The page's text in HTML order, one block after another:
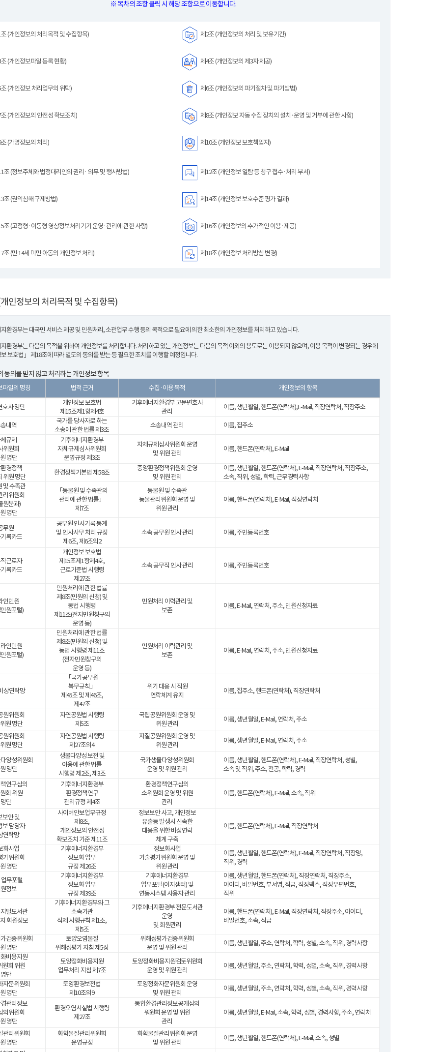
※ 목차의 조항 클릭 시 해당 조항으로 이동합니다.
(개인정보의 처리목적 및 수집항목) 제2조 (개인정보의 처리 및 보유기간)
(개인정보파일 등록 현황) 제4조 (개인정보의 제3자 제공)
(개인정보 처리업무의 위탁) 제6조 (개인정보의 파기절차 및 파기방법)
(개인정보의 안전성 확보조치) 제8조 (개인정보 자동 수집 장치의 설치·운영 및 거부에 관한 사항)
(가명정보의 처리) 제10조 (개인정보 보호책임자)
조 (정보주체와 법정대리인의 권리· 의무 및 행사방법) 제12조 (개인정보 열람 등 청구 접수·처리 부서)
조 (권익침해 구제방법) 제14조 (개인정보 보호수준 평가 결과)
조 (고정형·이동형 영상정보처리기기 운영·관리에 관한 사항) 제16조 (개인정보의 추가적인 이용·제공)
조 (만 14세 미만 아동의 개인정보 처리) 제18조 (개인정보 처리방침 변경)
인정보의 처리목적 및 수집항목)
환경부는 대국민 서비스 제공 및 민원처리, 소관업무 수행 등의 목적으로 필요에 의한 최소한의 개인정보를 처리하고 있습니다.
환경부는 다음의 목적을 위하여 개인정보를 처리합니다. 처리하고 있는 개인정보는 다음의 목적 이외의 용도로는 이용되지 않으며, 이용 목적이 변경되는 경우에
보호법」 제18조에 따라 별도의 동의를 받는 등 필요한 조치를 이행할 예정입니다.
의를 받지 않고 처리하는 개인정보 항목
파일의 명칭 법적 근거 수집·이용 목적 개인정보의 항목
호사 명단
개인정보 보호법
제15조제1항제4호
기후에너지환경부 고문변호사
관리
이름, 생년월일, 핸드폰(연락처),E-Mail, 직장연락처, 직장주소
내역
국가를 당사자로 하는
소송에 관한 법률 제3조
소송내역 관리
이름, 집주소
규제
위원회
명단
기후에너지환경부
자체규제심사위원회
운영규정 제3조
자체규제심사위원회 운영
및 위원 관리
이름, 핸드폰(연락처), E-Mail
경정책
위원 명단
환경정책기본법 제58조
중앙환경정책위원회 운영
및 위원 관리
이름, 생년월일, 핸드폰(연락처), E-Mail, 직장연락처, 직장주소,
소속, 직위, 성별, 학력, 근무경력사항
및 수족관
리위원회
원분과)
명단
「동물원 및 수족관의
관리에 관한 법률」
제7조
동물원 및 수족관
동물관리위원회 운영 및
위원 관리
이름, 핸드폰(연락처), E-Mail, 직장연락처
무원
록카드
공무원 인사기록 통계
및 인사사무 처리 규정
제6조, 제6조의2
소속 공무원 인사 관리 이름, 주민등록번호
근로자
록카드
개인정보 보호법
제15조제1항제4호,
근로기준법 시행령
제27조
소속 공무직 인사 관리 이름, 주민등록번호
인민원
원포털)
민원처리에 관한 법률
제8조(민원의 신청) 및
동법 시행령
제11조(전자민원창구의
운영 등)
민원처리 이력관리 및
보존
이름, E-Mail, 연락처, 주소, 민원신청자료
인민원
원포털)
민원처리에 관한 법률
제8조(민원의 신청) 및
동법 시행령 제11조
(전자민원창구의
운영 등)
민원처리 이력관리 및
보존
이름, E-Mail, 연락처, 주소, 민원신청자료
상연락망
「국가공무원
복무규칙」
제45조 및 제46조,
제47조
위기 대응 시 직원
연락체계 유지
이름, 집주소, 핸드폰(연락처), 직장연락처
원위원회
원 명단
자연공원법 시행령
제5조
국립공원위원회 운영 및
위원 관리
이름, 생년월일, E-Mail, 연락처, 주소
원위원회
원 명단
자연공원법 시행령
제27조의4
지질공원위원회 운영 및
위원 관리
이름, 생년월일, E-Mail, 연락처, 주소
양성위원회
명단
생물다양성 보전 및
이용에 관한 법률
시행령 제2조, 제3조
국가생물다양성위원회
운영 및 위원 관리
이름, 생년월일, 핸드폰(연락처), E-Mail, 직장연락처, 성별,
소속 및 직위, 주소, 전공, 학력, 경력
연구심의
회 위원
명단
기후에너지환경부
환경정책연구
관리규정 제4조
환경정책연구심의
소위원회 운영 및 위원
관리
이름, 핸드폰(연락처), E-Mail, 소속, 직위
보안 및
보 담당자
연락망
사이버안보업무규정
제8조,
개인정보의 안전성
확보조치 기준 제11조
정보보안 사고, 개인정보
유출등 발생시 신속한
대응을 위한 비상연락
체계 구축
이름, 핸드폰(연락처), E-Mail, 직장연락처
화사업
가위원회
명단
기후에너지환경부
정보화 업무
규정 제26조
정보화사업
기술평가위원회 운영 및
위원 관리
이름, 생년월일, 핸드폰(연락처), E-Mail, 직장연락처, 직장명,
직위, 경력
무포털
정보
기후에너지환경부
정보화 업무
규정 제39조
기후에너지환경부
업무포털(이지샘터) 및
연동시스템 사용자 관리
이름, 생년월일, 핸드폰(연락처), 직장연락처, 직장주소,
아이디, 비밀번호, 부서명, 직급, 직장팩스, 직장우편번호,
직위
털도서관
회원정보
기후에너지환경부와 그
소속기관
직제 시행규칙 제1조,
제5조
기후에너지환경부 전문도서관
운영
및 회원관리
이름, 핸드폰(연락처), E-Mail, 직장연락처, 직장주소, 아이디,
비밀번호, 소속, 직급
검증위원회
명단
토양오염물질
위해성평가 지침 제5장
위해성평가검증위원회
운영 및 위원 관리
이름, 생년월일, 주소, 연락처, 학력, 성별, 소속, 직위, 경력사항
비용지원
원회 위원
명단
토양정화비용지원
업무처리 지침 제7조
토양정화비용지원검토위원회
운영 및 위원 관리
이름, 생년월일, 주소, 연락처, 학력, 성별, 소속, 직위, 경력사항
자문위원회
명단
토양환경보전법
제10조의9
토양정화자문위원회 운영
및 위원 관리
이름, 생년월일, 주소, 연락처, 학력, 성별, 소속, 직위, 경력사항
관리정보
의위원회
명단
환경오염시설법 시행령
제27조
통합환경관리정보공개심의
워원회 운영 및 위원
관리
이름, 생년월일, E-Mail, 소속, 학력, 성별, 경력사항, 주소, 연락처
관리위원회
명단
화학물질관리위원회
운영규정
화학물질관리위원회 운영
및 위원 관리
이름, 생년월일, 핸드폰(연락처), E-Mail, 소속, 성별